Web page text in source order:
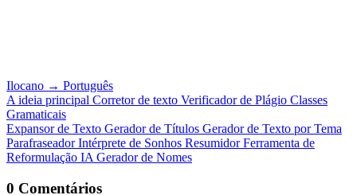
Ilocano → Português
A ideia principal Corretor de texto Verificador de Plágio Classes
Gramaticais
Expansor de Texto Gerador de Títulos Gerador de Texto por Tema
ParafraseadorIntérprete de Sonhos ResumidorFerramenta de
Reformulação IA Gerador de Nomes
0 Comentários